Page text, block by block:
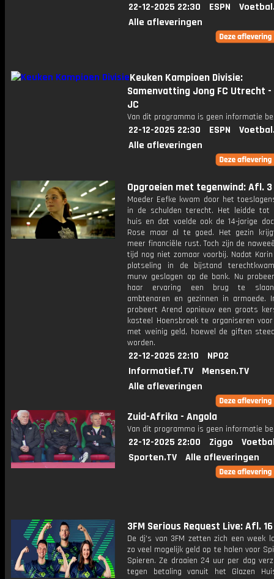
22-12-2025 22:30 ESPN
Alle afleveringen
Keuken Kampioen Divisie:
Samenvatting Jong FC Utrecht -
JC
Van dit programma is geen informatie
22-12-2025 22:30 ESPN
Alle afleveringen
Opgroeien met tegenwind: Afl. 3
Moeder Eefke kwam door het
in de schulden terecht. Het leidde
huis en dat voelde ook de 14-jarige
Rose maar al te goed. Het gezin
meer financiële rust. Toch zijn de
tijd nog niet zomaar voorbij. Nadat
plotseling in de bijstand
murw geslagen op de bank. Nu
haar ervaring een brug te
ambtenaren en gezinnen in armoede.
probeert Arend opnieuw een groots
kasteel Hoensbroek te organiseren
met weinig geld, hoewel de giften
worden.
22-12-2025 22:10
NPO2
Informatief.TV
Mensen.TV
Alle afleveringen
Zuid-Afrika - Angola
Van dit programma is geen informatie
22-12-2025 22:00 Ziggo
Sporten.TV
Alle afleveringen
3FM Serious Request Live: Afl. 16
De dj's van 3FM zetten zich een week
zo veel mogelijk geld op te halen voor
Spieren. Ze draaien 24 uur per dag
tegen betaling vanuit het Glazen